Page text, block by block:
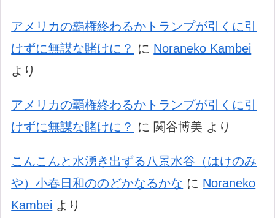
アメリカの覇権終わるかトランプが引くに引
けずに無謀な賭けに？ に Noraneko Kambei
より
アメリカの覇権終わるかトランプが引くに引
けずに無謀な賭けに？ に 関谷博美 より
こんこんと水湧き出ずる八景水谷（はけのみ
や）小春日和ののどかなるかな に Noraneko
Kambei より